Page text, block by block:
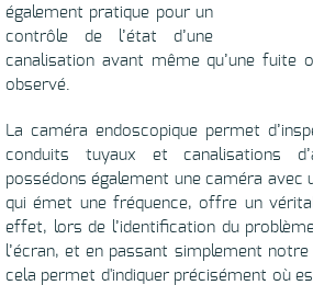
également pratique pour un
contrôle de l’état d’une
canalisation avant même qu’une fuite
observé.
La caméra endoscopique permet
conduits tuyaux et canalisations
possédons également une caméra avec
qui émet une fréquence, offre un
effet, lors de l’identification du
l’écran, et en passant simplement
cela permet d'indiquer précisément où